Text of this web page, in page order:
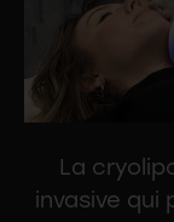
La
invasive qui